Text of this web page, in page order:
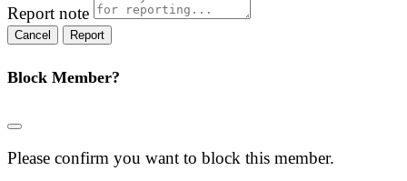
Report note
Report
Block Member?
Please confirm you want to block this member.